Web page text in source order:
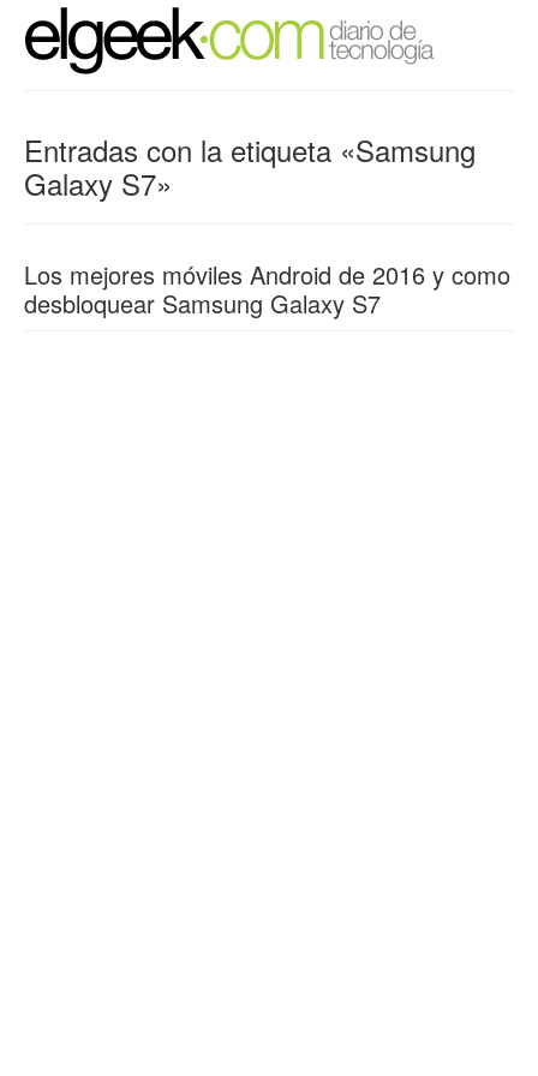
Entradas con la etiqueta «Samsung
Galaxy S7»
Los mejores móviles Android de 2016 y como
desbloquear Samsung Galaxy S7